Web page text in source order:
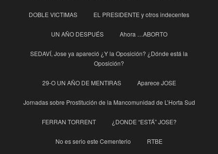
DOBLE VICTIMAS EL PRESIDENTE y otros indecentes
UN AÑO DESPUÉS Ahora …ABORTO
SEDAVÍ, Jose ya apareció ¿Y la Oposición? ¿Dónde está la
Oposición?
29-O UN AÑO DE MENTIRAS Aparece JOSE
Jornadas sobre Prostitución de la Mancomunidad de L’Horta Sud
FERRAN TORRENT ¿DONDE “ESTÁ” JOSE?
No es serio este Cementerio RTBE